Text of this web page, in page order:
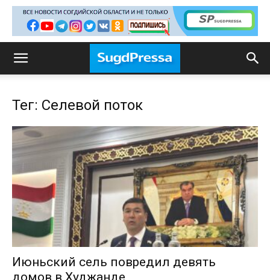
Тег: Селевой поток
Июньский сель повредил девять